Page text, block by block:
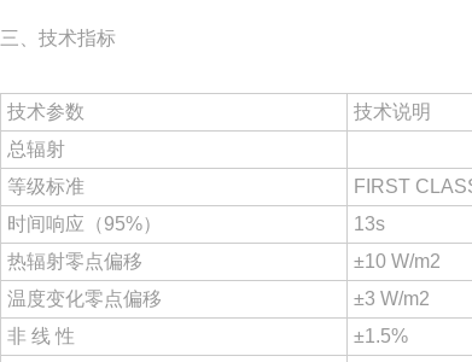
三、技术指标
技术参数
技术说明
总辐射
等级标准
FIRST
时间响应（95%）
13s
热辐射零点偏移
±10 W/m2
温度变化零点偏移
±3 W/m2
非 线 性
±1.5%